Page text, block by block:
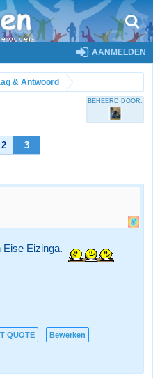
AANMELDEN
& Antwoord
BEHEERD DOOR:
2 3
Eise Eizinga.
QUOTE Bewerken